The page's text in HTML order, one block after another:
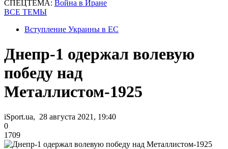
СПЕЦТЕМА: Война в Иране
ВСЕ ТЕМЫ
Вступление Украины в ЕС
Днепр-1 одержал волевую
победу над
Металлистом-1925
iSport.ua, 28 августа 2021, 19:40
0
1709